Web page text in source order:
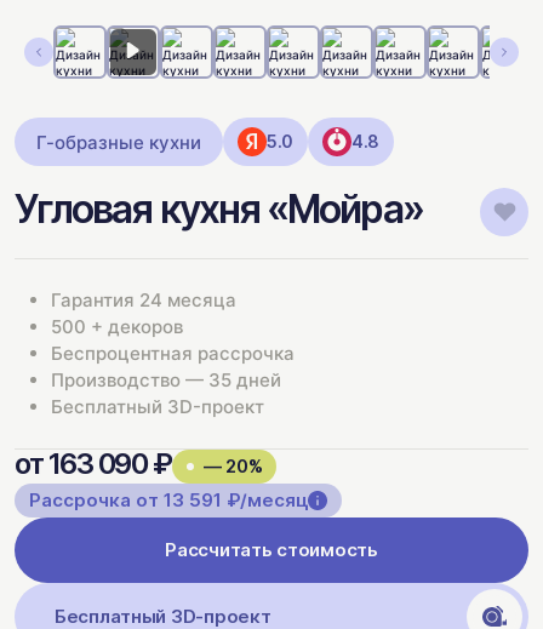
Г-образные кухни 5.0 4.8
Угловая кухня «Мойра»
Гарантия 24 месяца
500 + декоров
Беспроцентная рассрочка
Производство — 35 дней
Бесплатный 3D-проект
от 163 090 ₽
— 20%
Рассрочка от 13 591 ₽/месяц
Рассчитать стоимость
Бесплатный 3D-проект